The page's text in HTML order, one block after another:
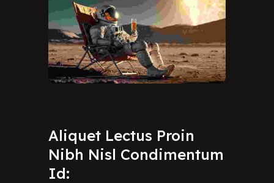
Aliquet Lectus Proin
Nibh Nisl Condimentum
Id: